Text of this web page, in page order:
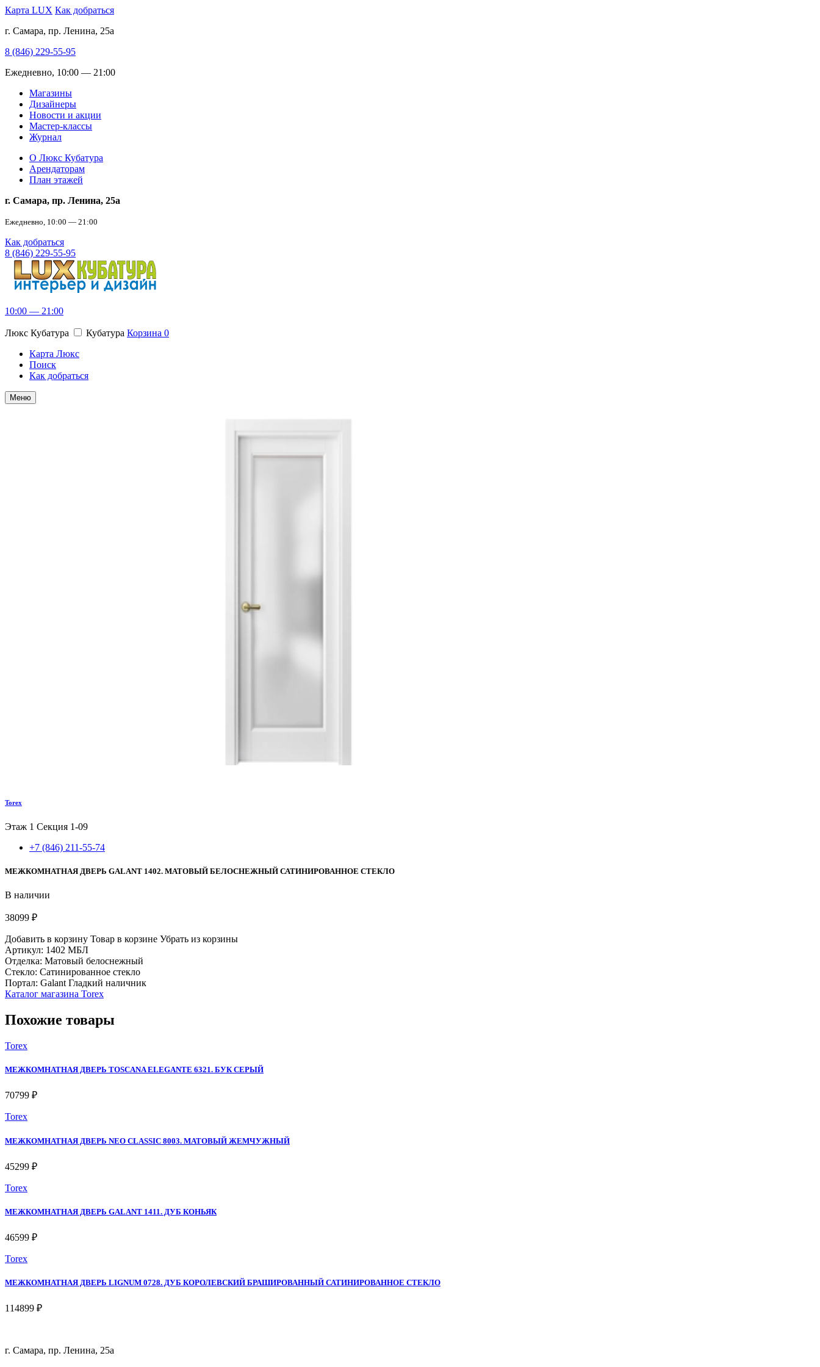
Карта LUX Как добраться
г. Самара, пр. Ленина, 25а
8 (846) 229-55-95
Ежедневно, 10:00 — 21:00
Магазины
Дизайнеры
Новости и акции
Мастер-классы
Журнал
О Люкс Кубатура
Арендаторам
План этажей
г. Самара, пр. Ленина, 25а
Ежедневно, 10:00 — 21:00
Как добраться
8 (846) 229-55-95
10:00 — 21:00
Люкс Кубатура Кубатура Корзина 0
Карта Люкс
Поиск
Как добраться
Меню
Torex
Этаж 1 Секция 1-09
+7 (846) 211-55-74
МЕЖКОМНАТНАЯ ДВЕРЬ GALANT 1402. МАТОВЫЙ БЕЛОСНЕЖНЫЙ САТИНИРОВАННОЕ СТЕКЛО
В наличии
38099 ₽
Добавить в корзину Товар в корзине Убрать из корзины
Артикул: 1402 МБЛ
Отделка: Матовый белоснежный
Стекло: Сатинированное стекло
Портал: Galant Гладкий наличник
Каталог магазина Torex
Похожие товары
Torex
МЕЖКОМНАТНАЯ ДВЕРЬ TOSCANA ELEGANTE 6321. БУК СЕРЫЙ
70799 ₽
Torex
МЕЖКОМНАТНАЯ ДВЕРЬ NEO CLASSIC 8003. МАТОВЫЙ ЖЕМЧУЖНЫЙ
45299 ₽
Torex
МЕЖКОМНАТНАЯ ДВЕРЬ GALANT 1411. ДУБ КОНЬЯК
46599 ₽
Torex
МЕЖКОМНАТНАЯ ДВЕРЬ LIGNUM 0728. ДУБ КОРОЛЕВСКИЙ БРАШИРОВАННЫЙ САТИНИРОВАННОЕ СТЕКЛО
114899 ₽
г. Самара, пр. Ленина, 25а